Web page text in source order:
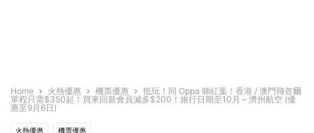
Home 火熱優惠 機票優惠
抵玩！同 Oppa 睇紅葉！香港 / 澳門飛首爾
單程只需$350起！買來回新會員減多$200！旅行日期至10月 – 濟州航空 (優
惠至9月6日)
火熱優惠 機票優惠